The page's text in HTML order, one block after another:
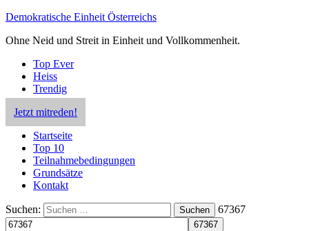
Demokratische Einheit Österreichs
Ohne Neid und Streit in Einheit und Vollkommenheit.
Top Ever
Heiss
Trendig
Jetzt mitreden!
Startseite
Top 10
Teilnahmebedingungen
Grundsätze
Kontakt
Suchen: Suchen 67367